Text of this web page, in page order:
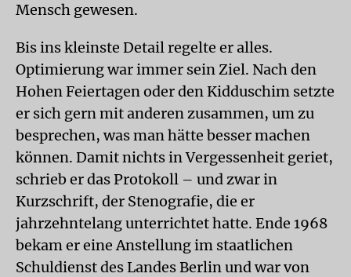
Mensch gewesen.
Bis ins kleinste Detail regelte er alles.
Optimierung war immer sein Ziel. Nach den
Hohen Feiertagen oder den Kidduschim setzte
er sich gern mit anderen zusammen, um zu
besprechen, was man hätte besser machen
können. Damit nichts in Vergessenheit geriet,
schrieb er das Protokoll – und zwar in
Kurzschrift, der Stenografie, die er
jahrzehntelang unterrichtet hatte. Ende 1968
bekam er eine Anstellung im staatlichen
Schuldienst des Landes Berlin und war von